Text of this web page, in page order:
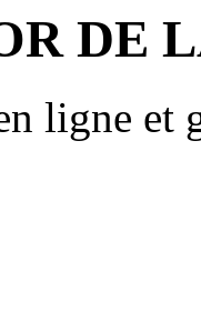
DE
ligne et